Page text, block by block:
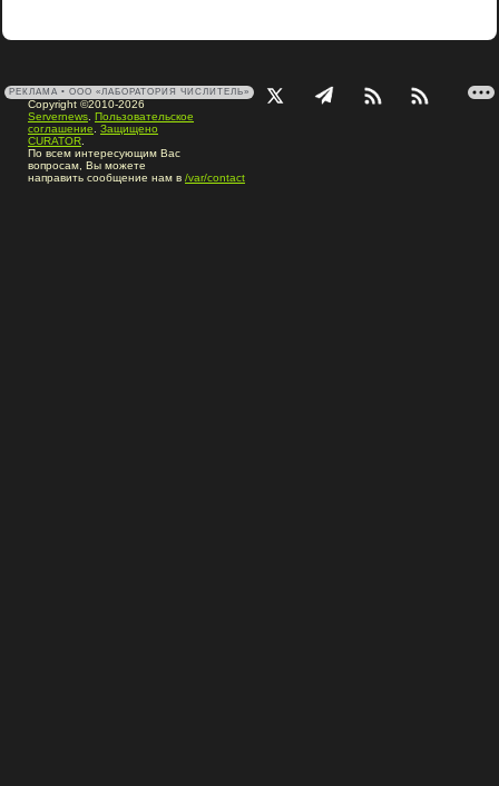
РЕКЛАМА • ООО «ЛАБОРАТОРИЯ ЧИСЛИТЕЛЬ»
Copyright ©2010-2026
Servernews Пользовательское
соглашение
Защищено
CURATOR
По всем интересующим Вас
вопросам, Вы можете
направить сообщение нам в /var/contact